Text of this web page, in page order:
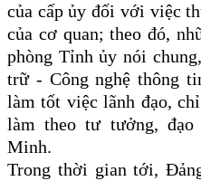
của cấp ủy đối với việc
của cơ quan; theo đó, n
phòng Tỉnh ủy nói
trữ - Công nghệ thông
làm tốt việc lãnh đạo,
làm theo tư tưởng,
Minh.
Trong thời gian tới,